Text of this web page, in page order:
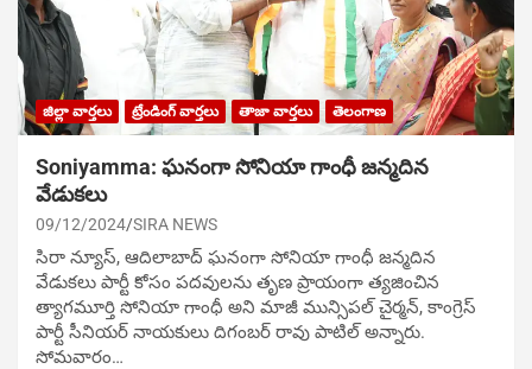
జిల్లా వార్తలు ట్రేండింగ్ వార్తలు తాజా వార్తలు తెలంగాణ
Soniyamma: ఘ‌నంగా సోనియా గాంధీ జ‌న్మ‌దిన
వేడుక‌లు
09/12/2024 SIRA NEWS
సిరా న్యూస్, ఆదిలాబాద్ ఘ‌నంగా సోనియా గాంధీ జ‌న్మ‌దిన
వేడుక‌లు పార్టీ కోసం ప‌ద‌వుల‌ను తృణ ప్రాయంగా త్య‌జించిన
త్యాగమూర్తి సోనియా గాంధీ అని మాజీ మున్సిప‌ల్ చైర్మ‌న్, కాంగ్రెస్
పార్టీ సీనియ‌ర్ నాయ‌కులు దిగంబ‌ర్ రావు పాటిల్ అన్నారు.
సోమవారం…